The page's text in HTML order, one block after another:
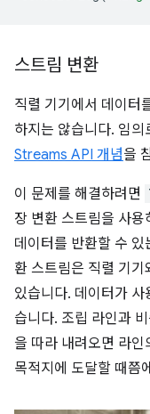
스트림 변환
직렬 기기에서 데이터
하지는 않습니다. 임
Streams API 개념을
이 문제를 해결하려면
장 변환 스트림을 사
데이터를 반환할 수
환 스트림은 직렬 기기
있습니다. 데이터가
습니다. 조립 라인과
을 따라 내려오면 라
목적지에 도달할 때쯤